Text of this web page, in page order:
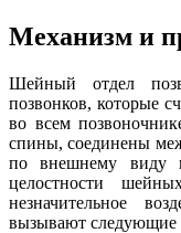
Механизм и
Шейный отдел
позвонков, которые
во всем
спины, соединены
по внешнему виду
целостности
незначительное
вызывают следующие